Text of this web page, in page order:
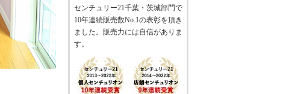
センチュリー21千葉・茨城部門で
10年連続販売数No.1の表彰を頂き
ました。販売力には自信がありま
す。